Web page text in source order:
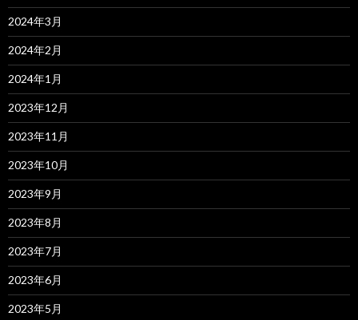
2024年3月
2024年2月
2024年1月
2023年12月
2023年11月
2023年10月
2023年9月
2023年8月
2023年7月
2023年6月
2023年5月